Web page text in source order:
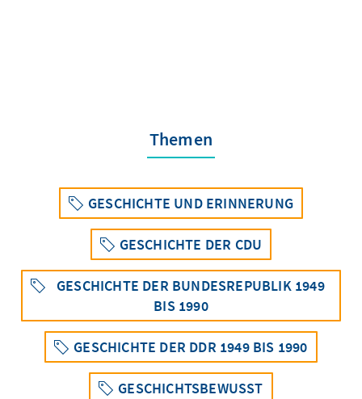
Themen
GESCHICHTE UND ERINNERUNG
GESCHICHTE DER CDU
GESCHICHTE DER BUNDESREPUBLIK 1949
BIS 1990
GESCHICHTE DER DDR 1949 BIS 1990
GESCHICHTSBEWUSST